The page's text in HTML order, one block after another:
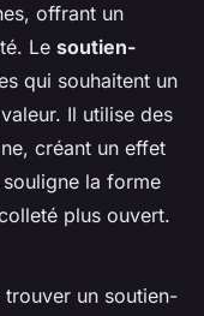
offrant un
Le soutien-
qui souhaitent un
Il utilise des
créant un effet
la forme
plus ouvert.
trouver un soutien-